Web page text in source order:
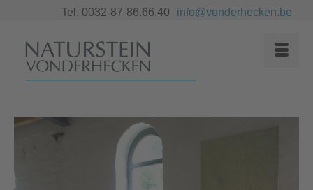
Tel. 0032-87-86.66.40 info@vonderhecken.be